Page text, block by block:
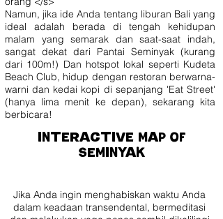
Namun, jika ide Anda tentang liburan Bali yang
ideal adalah berada di tengah kehidupan
malam yang semarak dan saat-saat indah,
sangat dekat dari Pantai Seminyak (kurang
dari 100m!) Dan hotspot lokal seperti Kudeta
Beach Club, hidup dengan restoran berwarna-
warni dan kedai kopi di sepanjang 'Eat Street'
(hanya lima menit ke depan), sekarang kita
berbicara!
INTERACTIVE MAP OF
SEMINYAK
Jika Anda ingin menghabiskan waktu Anda
dalam keadaan transendental, bermeditasi